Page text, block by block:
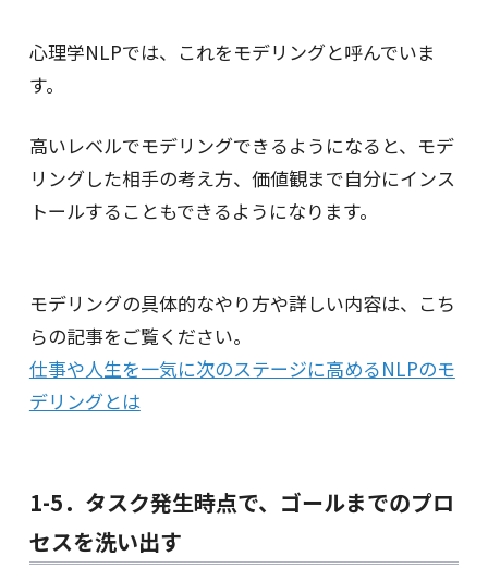
心理学NLPでは、これをモデリングと呼んでいま
す。
高いレベルでモデリングできるようになると、モデ
リングした相手の考え方、価値観まで自分にインス
トールすることもできるようになります。
モデリングの具体的なやり方や詳しい内容は、こち
らの記事をご覧ください。
仕事や人生を一気に次のステージに高めるNLPのモ
デリングとは
1-5．タスク発生時点で、ゴールまでのプロ
セスを洗い出す